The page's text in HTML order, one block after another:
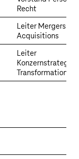
Recht
Leiter Mergers &
Acquisitions
Leiter
Konzernstrategie
Transformation